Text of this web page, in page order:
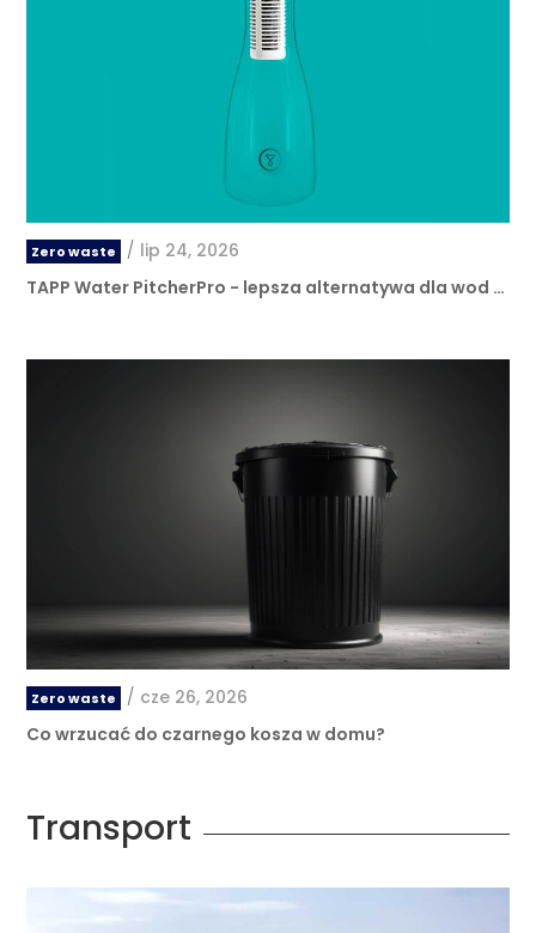
Zero waste / lip 24, 2026
TAPP Water PitcherPro - lepsza alternatywa dla wod …
Zero waste / cze 26, 2026
Co wrzucać do czarnego kosza w domu?
Transport